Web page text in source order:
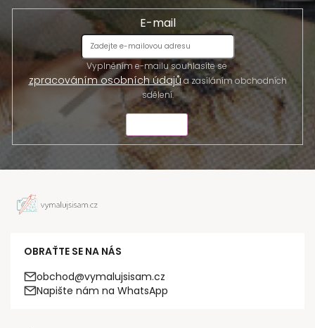
E-mail
Vyplněním e-mailu souhlasíte se
zpracováním osobních údajůa zasíláním obchodních
sdělení.
OBRAŤTE SE NA NÁS
obchod@vymalujsisam.cz
Napište nám na WhatsApp